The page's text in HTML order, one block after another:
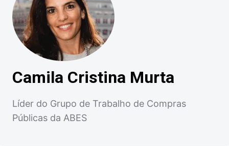
Camila Cristina Murta
Líder do Grupo de Trabalho de Compras
Públicas da ABES